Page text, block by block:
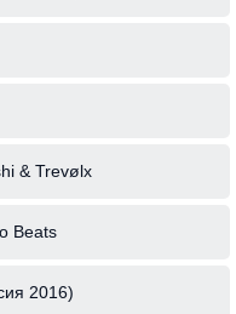
& Trevølx
Beats
2016)